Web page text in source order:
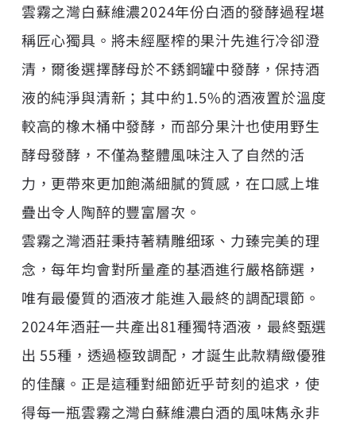
雲霧之灣白蘇維濃2024年份白酒的發酵過程堪
稱匠心獨具。將未經壓榨的果汁先進行冷卻澄
清，爾後選擇酵母於不銹鋼罐中發酵，保持酒
液的純淨與清新；其中約1.5%的酒液置於溫度
較高的橡木桶中發酵，而部分果汁也使用野生
酵母發酵，不僅為整體風味注入了自然的活
力，更帶來更加飽滿細膩的質感，在口感上堆
疊出令人陶醉的豐富層次。
雲霧之灣酒莊秉持著精雕细琢、力臻完美的理
念，每年均會對所量產的基酒進行嚴格篩選，
唯有最優質的酒液才能進入最終的調配環節。
2024年酒莊一共產出81種獨特酒液，最終甄選
出 55種，透過極致調配，才誕生此款精緻優雅
的佳釀。正是這種對細節近乎苛刻的追求，使
得每一瓶雲霧之灣白蘇維濃白酒的風味雋永非